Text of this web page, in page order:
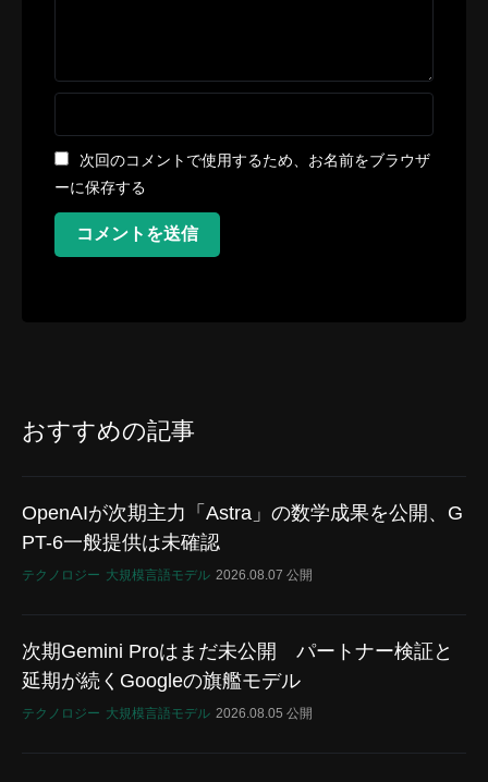
次回のコメントで使用するため、お名前をブラウザ
ーに保存する
コメントを送信
おすすめの記事
OpenAIが次期主力「Astra」の数学成果を公開、G
PT-6一般提供は未確認
テクノロジー 大規模言語モデル 2026.08.07 公開
次期Gemini Proはまだ未公開 パートナー検証と
延期が続くGoogleの旗艦モデル
テクノロジー 大規模言語モデル 2026.08.05 公開